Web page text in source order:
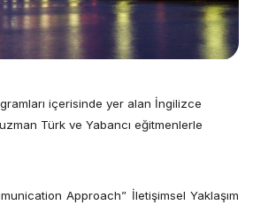
içerisinde yer alan İngilizce
Türk ve Yabancı eğitmenlerle
Approach” İletişimsel Yaklaşım